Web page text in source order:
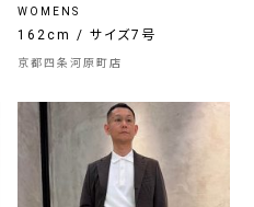
WOMENS
162cm / サイズ7号
京都四条河原町店